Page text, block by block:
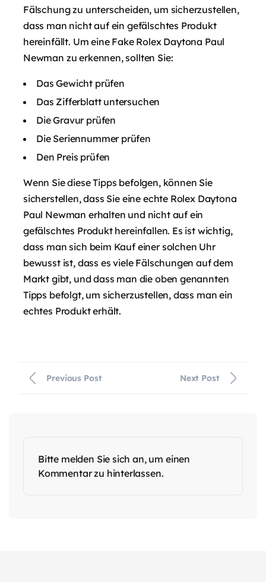
Fälschung zu unterscheiden, um sicherzustellen,
dass man nicht auf ein gefälschtes Produkt
hereinfällt. Um eine Fake Rolex Daytona Paul
Newman zu erkennen, sollten Sie:
Das Gewicht prüfen
Das Zifferblatt untersuchen
Die Gravur prüfen
Die Seriennummer prüfen
Den Preis prüfen
Wenn Sie diese Tipps befolgen, können Sie
sicherstellen, dass Sie eine echte Rolex Daytona
Paul Newman erhalten und nicht auf ein
gefälschtes Produkt hereinfallen. Es ist wichtig,
dass man sich beim Kauf einer solchen Uhr
bewusst ist, dass es viele Fälschungen auf dem
Markt gibt, und dass man die oben genannten
Tipps befolgt, um sicherzustellen, dass man ein
echtes Produkt erhält.
Previous Post Next Post
Bitte melden Sie sich an, um einen
Kommentar zu hinterlassen.